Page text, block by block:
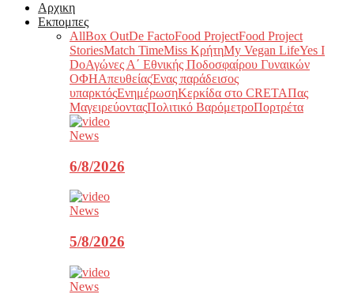
Αρχικη
Εκπομπες
AllBox OutDe FactoFood ProjectFood Project
StoriesMatch TimeMiss ΚρήτηMy Vegan LifeYes I
DoΑγώνες Α΄ Εθνικής Ποδοσφαίρου Γυναικών
ΟΦΗΑπευθείαςΈνας παράδεισος
υπαρκτόςΕνημέρωσηΚερκίδα στο CRETAΠας
ΜαγειρεύονταςΠολιτικό ΒαρόμετροΠορτρέτα
News
6/8/2026
News
5/8/2026
News